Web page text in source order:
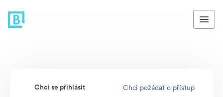
Chci se přihlásit Chci požádat o přístup